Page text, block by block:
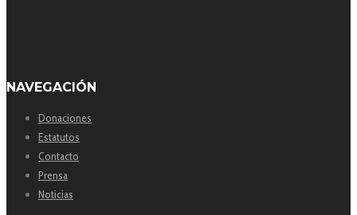
NAVEGACIÓN
Donaciones
Estatutos
Contacto
Prensa
Noticias